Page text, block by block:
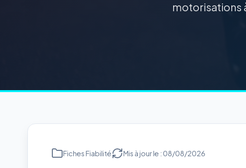
motorisations
Fiches Fiabilité Mis à jour le : 08/08/2026